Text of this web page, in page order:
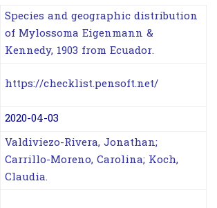
Species and geographic distribution
of Mylossoma Eigenmann &
Kennedy, 1903 from Ecuador.
https://checklist.pensoft.net/
2020-04-03
Valdiviezo-Rivera, Jonathan;
Carrillo-Moreno, Carolina; Koch,
Claudia.